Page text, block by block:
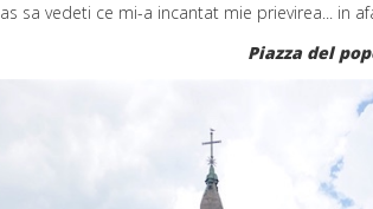
sa vedeti ce mi-a incantat mie prievirea... in
Piazza del